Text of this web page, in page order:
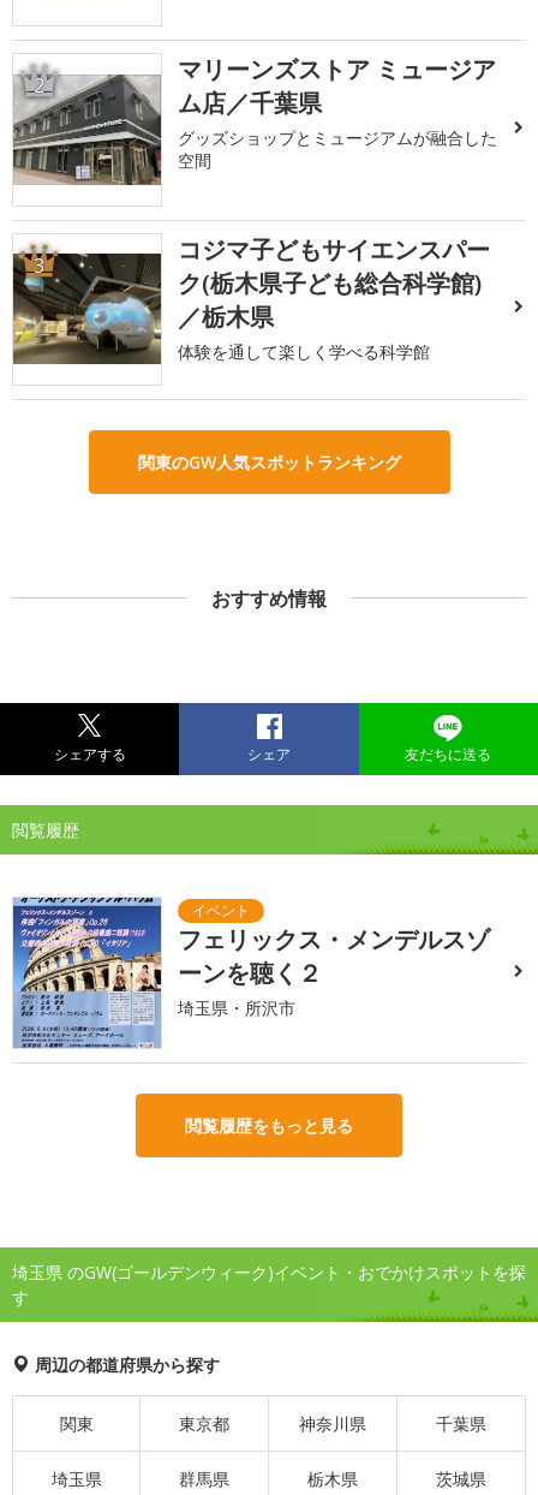
2
マリーンズストア ミュージア
ム店／千葉県
グッズショップとミュージアムが融合した
空間
3
コジマ子どもサイエンスパー
ク(栃木県子ども総合科学館)
／栃木県
体験を通して楽しく学べる科学館
関東のGW人気スポットランキング
おすすめ情報
シェアする シェア 友だちに送る
閲覧履歴
フェリックス・メンデルスゾ
ーンを聴く２
埼玉県・所沢市
閲覧履歴をもっと見る
埼玉県 のGW(ゴールデンウィーク)イベント・おでかけスポットを探
す
周辺の都道府県から探す
関東 東京都 神奈川県 千葉県
埼玉県 群馬県 栃木県 茨城県